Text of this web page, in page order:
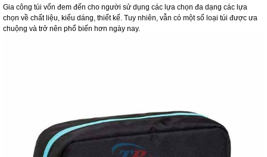
Gia công túi vốn đem đến cho người sử dụng các lựa chọn đa dạng các lựa
chọn về chất liệu, kiểu dáng, thiết kế. Tuy nhiên, vẫn có một số loại túi được ưa
chuộng và trở nên phổ biến hơn ngày nay.